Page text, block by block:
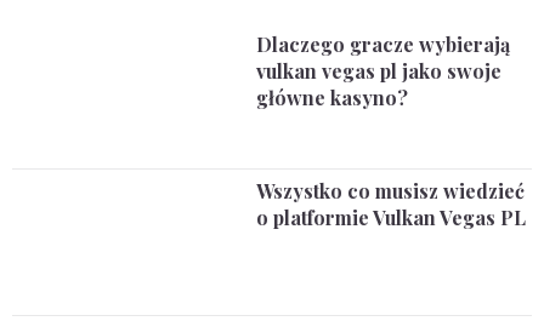
Dlaczego gracze wybierają
vulkan vegas pl jako swoje
główne kasyno?
Wszystko co musisz wiedzieć
o platformie Vulkan Vegas PL